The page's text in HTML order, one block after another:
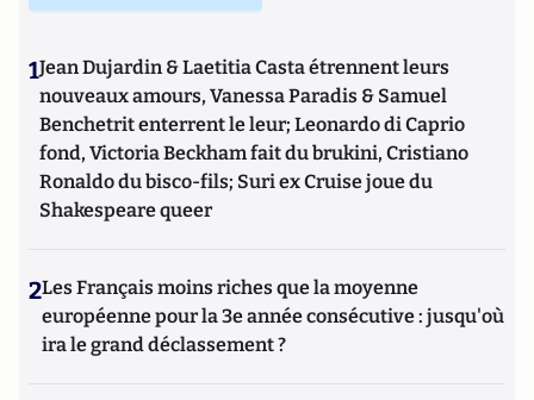
1Jean Dujardin & Laetitia Casta étrennent leurs
nouveaux amours, Vanessa Paradis & Samuel
Benchetrit enterrent le leur; Leonardo di Caprio
fond, Victoria Beckham fait du brukini, Cristiano
Ronaldo du bisco-fils; Suri ex Cruise joue du
Shakespeare queer
2Les Français moins riches que la moyenne
européenne pour la 3e année consécutive : jusqu'où
ira le grand déclassement ?